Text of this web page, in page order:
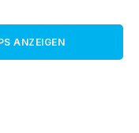
ANZEIGEN